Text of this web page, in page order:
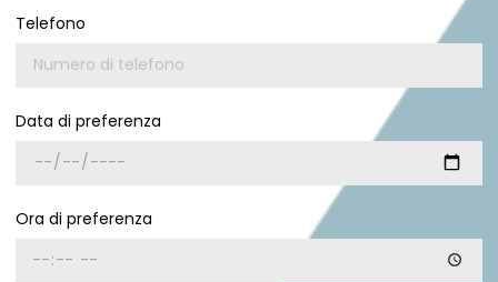
Telefono
Data di preferenza
Ora di preferenza